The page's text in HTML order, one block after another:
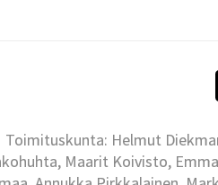
Toimituskunta: Helmut
Maarit Koivisto,